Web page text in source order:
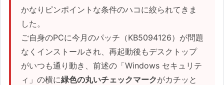
かなりピンポイントな条件のハコに絞られてきま
した。
ご自身のPCに今月のパッチ（KB5094126）が問題
なくインストールされ、再起動後もデスクトップ
がいつも通り動き、前述の「Windows セキュリテ
ィ」の横に緑色の丸いチェックマークがカチッと